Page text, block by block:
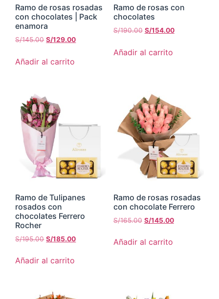
Ramo de rosas rosadas
con chocolates | Pack
enamora
S/145.00 S/129.00
Añadir al carrito
Ramo de rosas con
chocolates
S/190.00 S/154.00
Añadir al carrito
Ramo de Tulipanes
rosados con
chocolates Ferrero
Rocher
S/195.00 S/185.00
Añadir al carrito
Ramo de rosas rosadas
con chocolate Ferrero
S/165.00 S/145.00
Añadir al carrito